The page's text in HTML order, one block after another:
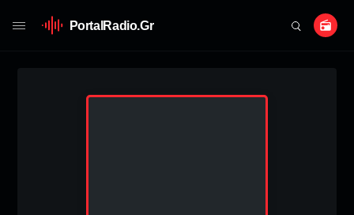
PortalRadio.Gr